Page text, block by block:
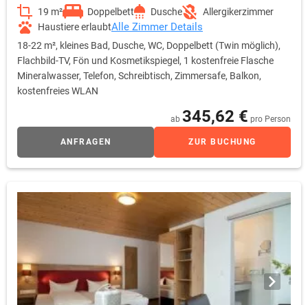
19 m² Doppelbett Dusche
Allergikerzimmer
Haustiere erlaubtAlle Zimmer Details
18-22 m², kleines Bad, Dusche, WC, Doppelbett (Twin möglich),
Flachbild-TV, Fön und Kosmetikspiegel, 1 kostenfreie Flasche
Mineralwasser, Telefon, Schreibtisch, Zimmersafe, Balkon,
kostenfreies WLAN
ab 345,62 € pro Person
ANFRAGEN ZUR BUCHUNG